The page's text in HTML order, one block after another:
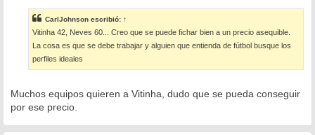
a
j
e
CarlJohnson escribió: ↑
Vitinha 42, Neves 60... Creo que se puede fichar bien a un precio asequible.
La cosa es que se debe trabajar y alguien que entienda de fútbol busque los
perfiles ideales
Muchos equipos quieren a Vitinha, dudo que se pueda conseguir
por ese precio.